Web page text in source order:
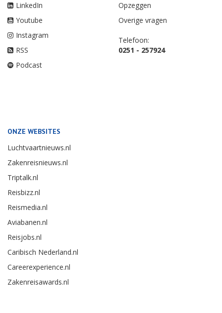
LinkedIn
Youtube
Instagram
RSS
Podcast
Opzeggen
Overige vragen
Telefoon:
0251 - 257924
ONZE WEBSITES
Luchtvaartnieuws.nl
Zakenreisnieuws.nl
Triptalk.nl
Reisbizz.nl
Reismedia.nl
Aviabanen.nl
Reisjobs.nl
Caribisch Nederland.nl
Careerexperience.nl
Zakenreisawards.nl